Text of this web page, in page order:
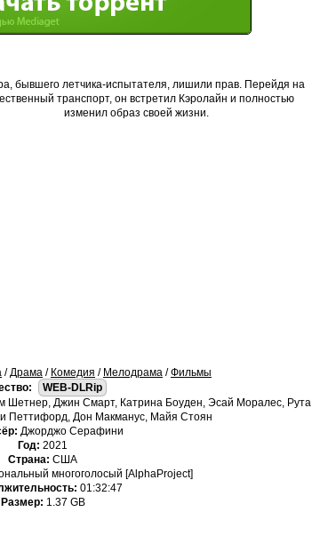
бывшего летчика-испытателя, лишили прав. Перейдя на
транспорт, он встретил Кэролайн и полностью
изменил образ своей жизни.
/Драма / Комедия / Мелодрама /Фильмы
WEB-DLRip
Шетнер, Джин Смарт, Катрина Боуден, Эсай Моралес, Рута
Петтифорд, Дон Макманус, Майя Стоян
Джорджо Серафини
Год: 2021
Страна: США
многоголосый [AlphaProject]
01:32:47
Размер: 1.37 GB